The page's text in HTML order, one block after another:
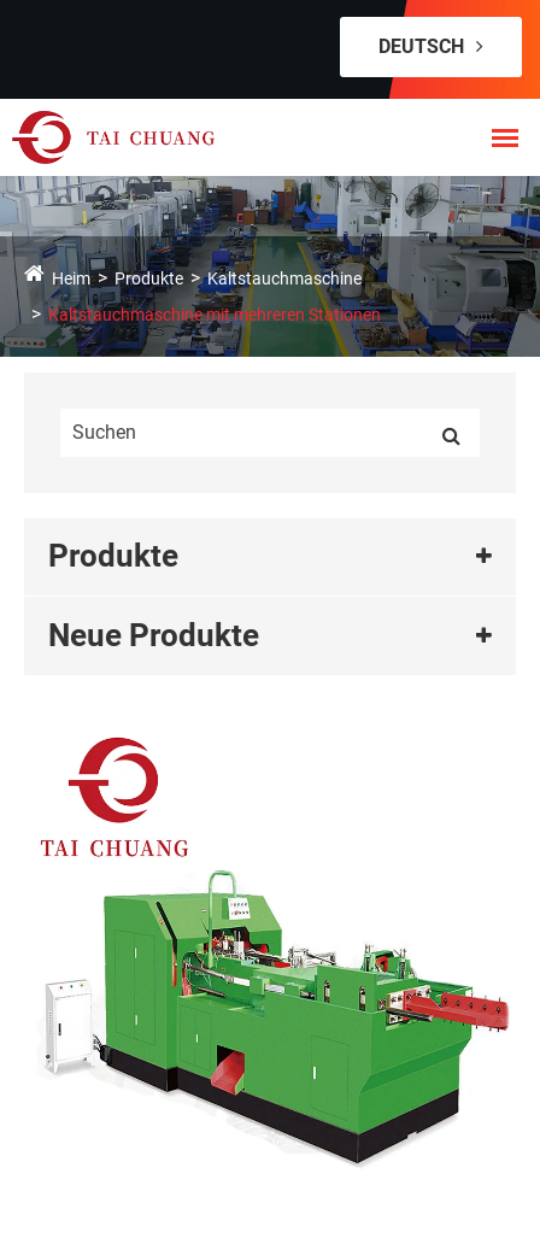
DEUTSCH
Heim Produkte
Kaltstauchmaschine
Kaltstauchmaschine mit mehreren Stationen
Produkte
Neue Produkte